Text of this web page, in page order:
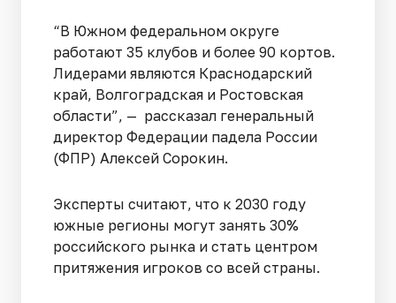
“В Южном федеральном округе
работают 35 клубов и более 90 кортов.
Лидерами являются Краснодарский
край, Волгоградская и Ростовская
области”, — рассказал генеральный
директор Федерации падела России
(ФПР) Алексей Сорокин.
Эксперты считают, что к 2030 году
южные регионы могут занять 30%
российского рынка и стать центром
притяжения игроков со всей страны.